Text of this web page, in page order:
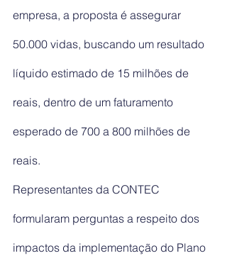
empresa, a proposta é assegurar
50.000 vidas, buscando um resultado
líquido estimado de 15 milhões de
reais, dentro de um faturamento
esperado de 700 a 800 milhões de
reais.
Representantes da CONTEC
formularam perguntas a respeito dos
impactos da implementação do Plano